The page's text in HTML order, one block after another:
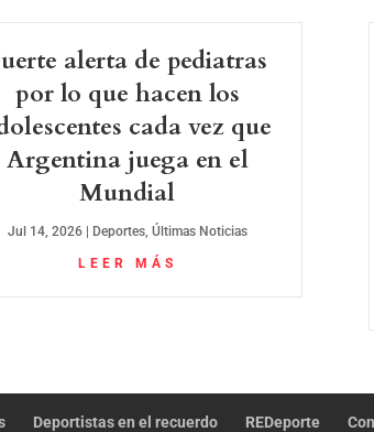
alerta de pediatras
por lo que hacen los
cada vez que
Argentina juega en el
Mundial
Jul 14, 2026| Deportes, Últimas Noticias
LEER MÁS
Deportistas en el recuerdo REDeporte